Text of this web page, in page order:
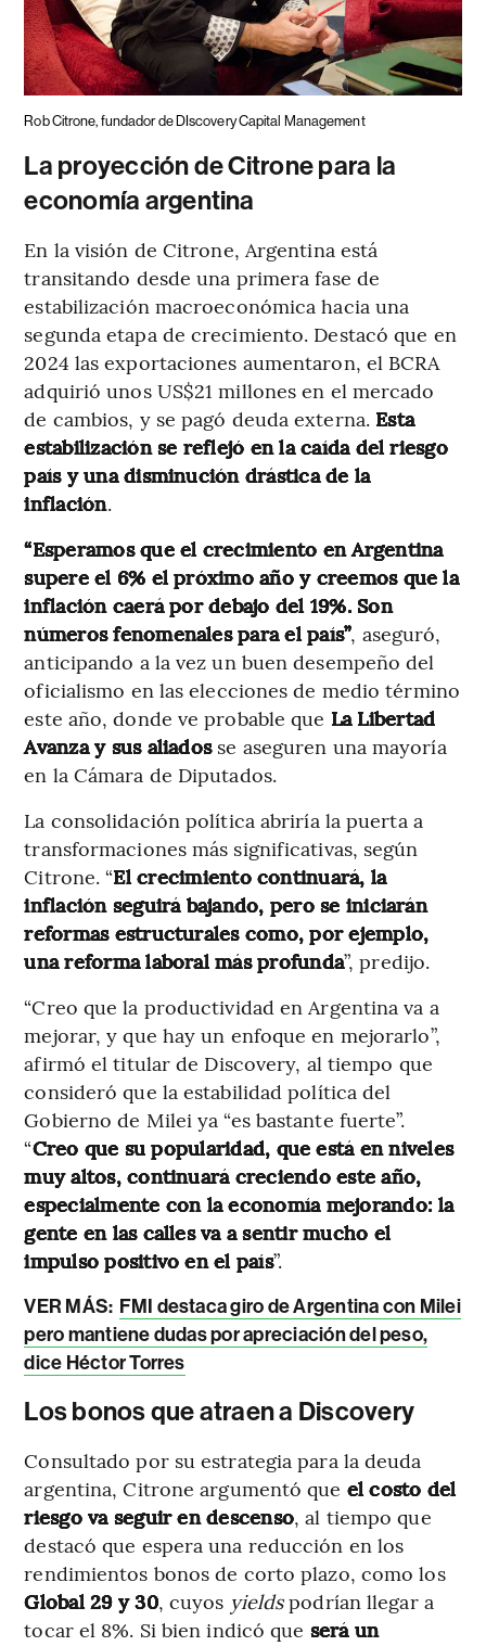
Rob Citrone, fundador de DIscovery Capital Management
La proyección de Citrone para la
economía argentina
En la visión de Citrone, Argentina está
transitando desde una primera fase de
estabilización macroeconómica hacia una
segunda etapa de crecimiento. Destacó que en
2024 las exportaciones aumentaron, el BCRA
adquirió unos US$21 millones en el mercado
de cambios, y se pagó deuda externa. Esta
estabilización se reflejó en la caída del riesgo
país y una disminución drástica de la
inflación.
“Esperamos que el crecimiento en Argentina
supere el 6% el próximo año y creemos que la
inflación caerá por debajo del 19%. Son
números fenomenales para el país”, aseguró,
anticipando a la vez un buen desempeño del
oficialismo en las elecciones de medio término
este año, donde ve probable que La Libertad
Avanza y sus aliadosse aseguren una mayoría
en la Cámara de Diputados.
La consolidación política abriría la puerta a
transformaciones más significativas, según
Citrone. “El crecimiento continuará, la
inflación seguirá bajando, pero se iniciarán
reformas estructurales como, por ejemplo,
una reforma laboral más profunda”, predijo.
“Creo que la productividad en Argentina va a
mejorar, y que hay un enfoque en mejorarlo”,
afirmó el titular de Discovery, al tiempo que
consideró que la estabilidad política del
Gobierno de Milei ya “es bastante fuerte”.
“Creo que su popularidad, que está en niveles
muy altos, continuará creciendo este año,
especialmente con la economía mejorando: la
gente en las calles va a sentir mucho el
impulso positivo en el país”.
VER MÁS: FMI destaca giro de Argentina con Milei
pero mantiene dudas por apreciación del peso,
dice Héctor Torres
Los bonos que atraen a Discovery
Consultado por su estrategia para la deuda
argentina, Citrone argumentó que el costo del
riesgo va seguir en descenso, al tiempo que
destacó que espera una reducción en los
rendimientos bonos de corto plazo, como los
Global 29 y 30, cuyos yieldspodrían llegar a
tocar el 8%. Si bien indicó que será un